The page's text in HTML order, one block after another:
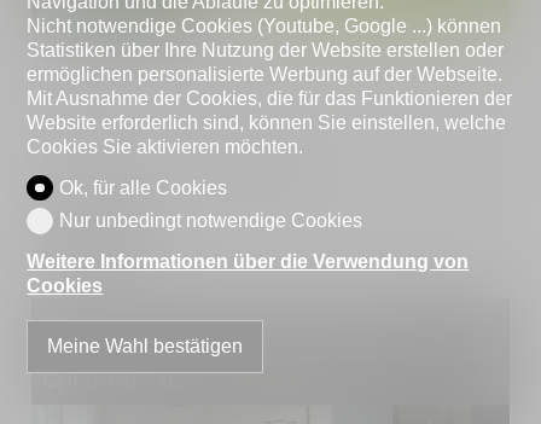
CH-6863 Besazio
Zimmer
5.5
Schlafzimmer
3
Wohnfläche
188 m²
Grundstücksfläche
1'050 m²
Wunderbare 4,5-Zimmer-Duplex-
Penthouses mit herrlicher Dachterrasse
CHF 1'950'000.-
Nicht notwendige Cookies (Youtube, Google ...) können
Statistiken über Ihre Nutzung der Website erstellen oder
ermöglichen personalisierte Werbung auf der Webseite.
Mit Ausnahme der Cookies, die für das Funktionieren der
Website erforderlich sind, können Sie einstellen, welche
Cookies Sie aktivieren möchten.
Ok, für alle Cookies
Nur unbedingt notwendige Cookies
Weitere Informationen über die Verwendung von
Cookies
Meine Wahl bestätigen